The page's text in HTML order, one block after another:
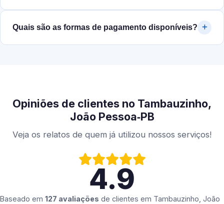
Quais são as formas de pagamento disponíveis?
Opiniões de clientes no Tambauzinho,
João Pessoa‑PB
Veja os relatos de quem já utilizou nossos serviços!
4.9
Baseado em 127 avaliações de clientes em Tambauzinho, João